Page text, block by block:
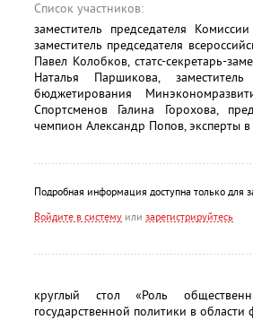
Список участников:
заместитель председателя
заместитель председателя
Павел Колобков, статс-секретарь-
Наталья Паршикова,
бюджетирования
Спортсменов Галина Горохова,
чемпион Александр Попов, эксперты
Подробная информация доступна только для
Войдите в систему или зарегистрируйтесь
круглый стол «Роль
государственной политики в